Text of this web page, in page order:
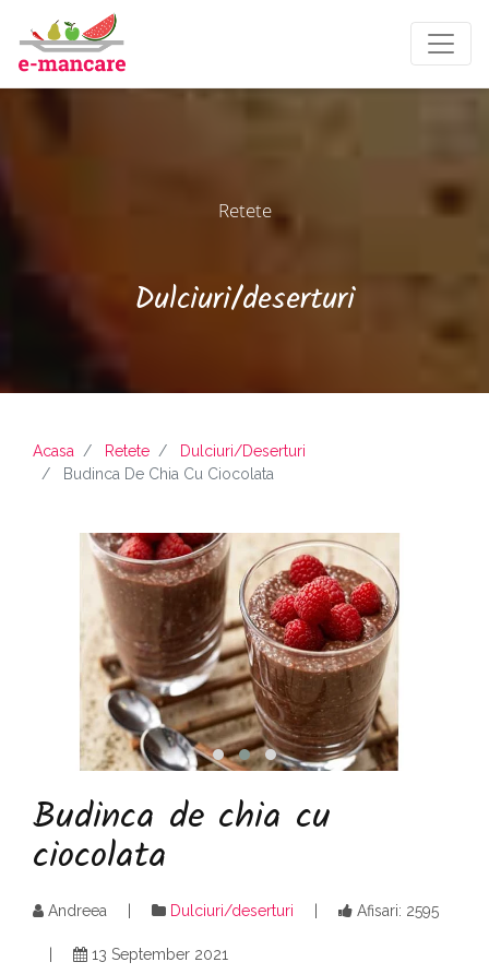
Retete
Dulciuri/deserturi
Acasa Retete
Dulciuri/deserturi
Budinca De Chia Cu Ciocolata
Budinca de chia cu
ciocolata
Andreea Dulciuri/deserturi Afisari: 2595
13 September 2021